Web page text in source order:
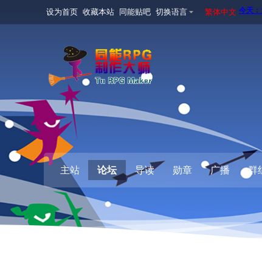
设为首页 收藏本站 同能贴吧 切换语言
繁体中文
主站 论坛 导读 勋章 广播 群